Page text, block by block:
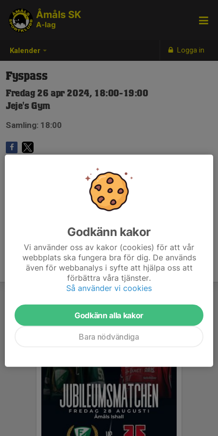
Kalender Logga in
Åmåls SK
A-lag
Fyspass
Fredag 26 apr 2024, 18:00-19:00
Jeje's Gym
Samling: 18:00
Godkänn kakor
Vi använder oss av kakor (cookies) för att vår
webbplats ska fungera bra för dig. De används
även för webbanalys i syfte att hjälpa oss att
förbättra våra tjänster.
Så använder vi cookies
Godkänn alla kakor
Bara nödvändiga